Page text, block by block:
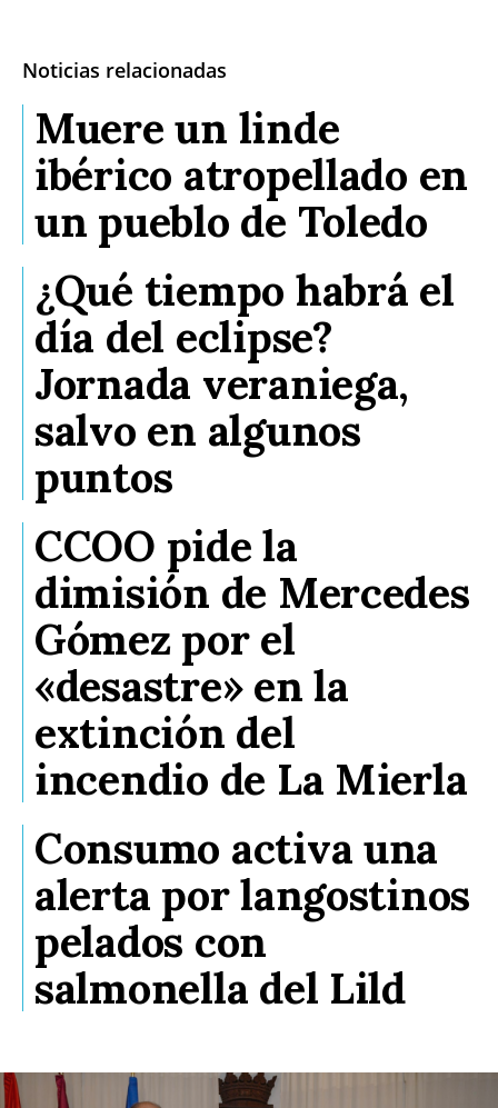
Noticias relacionadas
Muere un linde
ibérico atropellado en
un pueblo de Toledo
¿Qué tiempo habrá el
día del eclipse?
Jornada veraniega,
salvo en algunos
puntos
CCOO pide la
dimisión de Mercedes
Gómez por el
«desastre» en la
extinción del
incendio de La Mierla
Consumo activa una
alerta por langostinos
pelados con
salmonella del Lild